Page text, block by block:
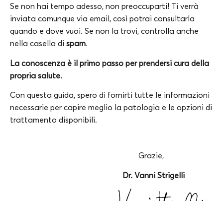
Se non hai tempo adesso, non preoccuparti! Ti verrà
inviata comunque via email, così potrai consultarla
quando e dove vuoi. Se non la trovi, controlla anche
nella casella di spam.
La conoscenza è il primo passo per prendersi cura della
propria salute.
Con questa guida, spero di fornirti tutte le informazioni
necessarie per capire meglio la patologia e le opzioni di
trattamento disponibili.
Grazie,
Dr. Vanni Strigelli